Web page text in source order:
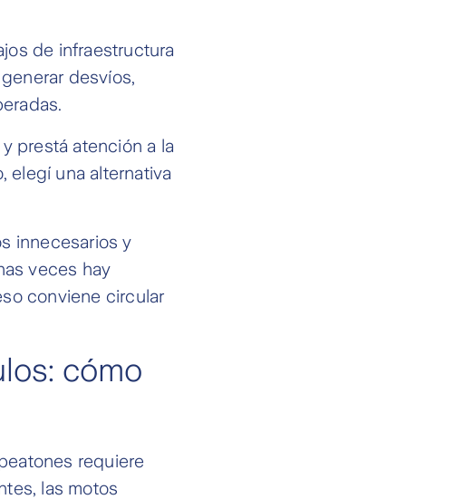
de infraestructura
desvíos,
prestá atención a la
elegí una alternativa
innecesarios y
veces hay
conviene circular
cómo
requiere
las motos